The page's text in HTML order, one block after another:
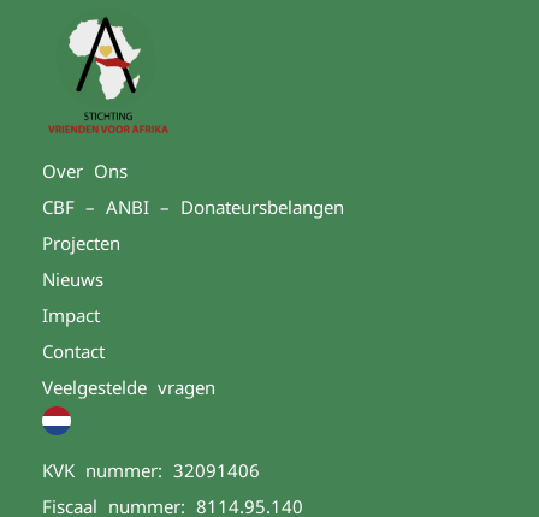
Over Ons
CBF – ANBI – Donateursbelangen
Projecten
Nieuws
Impact
Contact
Veelgestelde vragen
KVK nummer: 32091406
Fiscaal nummer: 8114.95.140